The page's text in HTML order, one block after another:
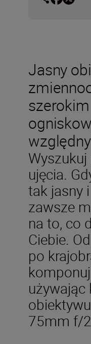
Jasny
ujęcia.
tak jasny
zawsze
na to, co
Ciebie.
po
75mm f/